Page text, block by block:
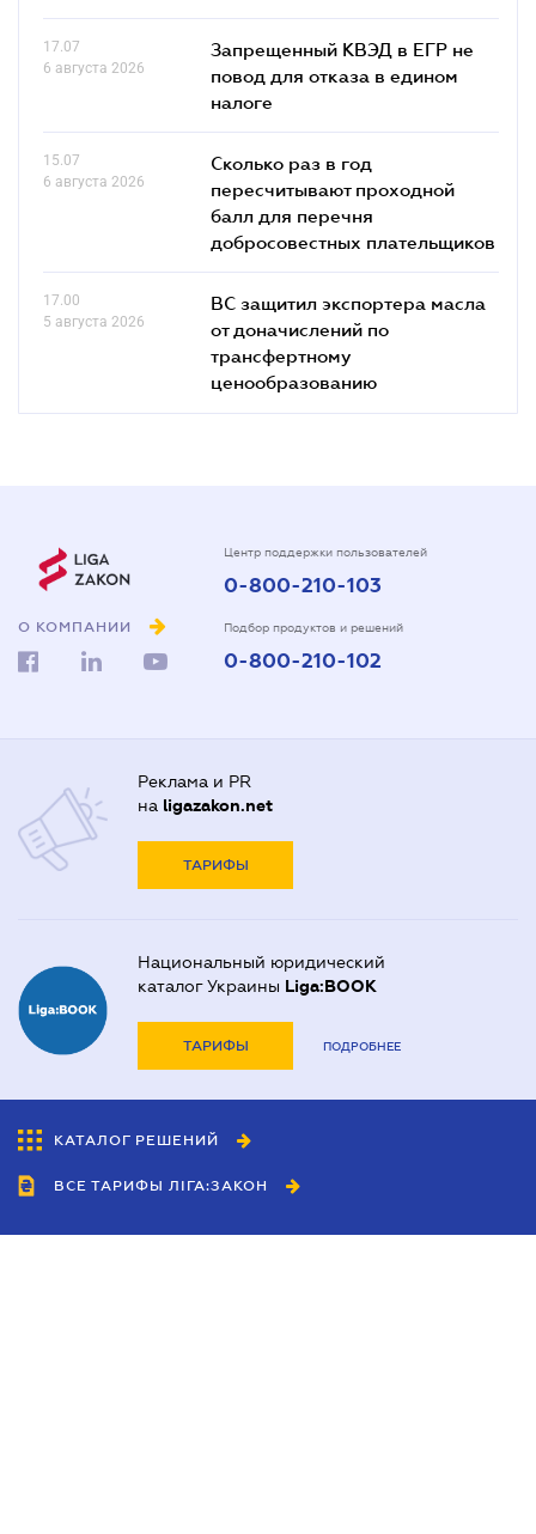
17.07
6 августа 2026
Запрещенный КВЭД в ЕГР не
повод для отказа в едином
налоге
15.07
6 августа 2026
Сколько раз в год
пересчитывают проходной
балл для перечня
добросовестных плательщиков
17.00
5 августа 2026
ВС защитил экспортера масла
от доначислений по
трансфертному
ценообразованию
О КОМПАНИИ
Центр поддержки пользователей
0-800-210-103
Подбор продуктов и решений
0-800-210-102
Реклама и PR
на ligazakon.net
ТАРИФЫ
Национальный юридический
каталог Украины Liga:BOOK
ТАРИФЫ ПОДРОБНЕЕ
КАТАЛОГ РЕШЕНИЙ
ВСЕ ТАРИФЫ ЛІГА:ЗАКОН